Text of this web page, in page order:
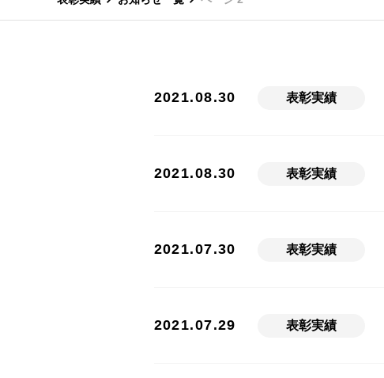
2021.08.30 表彰実績
2021.08.30 表彰実績
2021.07.30 表彰実績
2021.07.29 表彰実績